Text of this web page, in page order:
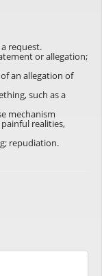
request.
or allegation;
an allegation of
such as a
mechanism
realities,
repudiation.